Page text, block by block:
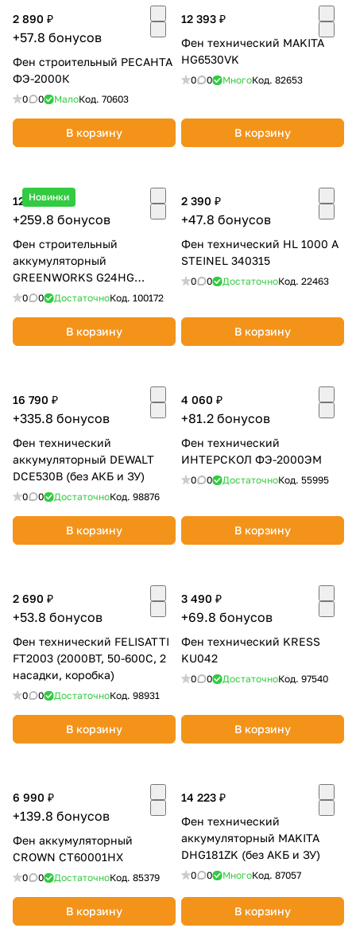
2 890 ₽
+57.8 бонусов
Фен строительный РЕСАНТА
ФЭ-2000К
0 0 МалоКод. 70603
В корзину
12 393 ₽
Фен технический MAKITA
HG6530VK
0 0 МногоКод. 82653
В корзину
Новинки
12 990 ₽
+259.8 бонусов
Фен строительный
аккумуляторный
GREENWORKS G24HG
3400207CUB
0 0 ДостаточноКод. 100172
В корзину
2 390 ₽
+47.8 бонусов
Фен технический HL 1000 A
STEINEL 340315
0 0 ДостаточноКод. 22463
В корзину
16 790 ₽
+335.8 бонусов
Фен технический
аккумуляторный DEWALT
DCE530B (без АКБ и ЗУ)
0 0 ДостаточноКод. 98876
В корзину
4 060 ₽
+81.2 бонусов
Фен технический
ИНТЕРСКОЛ ФЭ-2000ЭМ
0 0 ДостаточноКод. 55995
В корзину
2 690 ₽
+53.8 бонусов
Фен технический FELISATTI
FT2003 (2000ВТ, 50-600С, 2
насадки, коробка)
0 0 ДостаточноКод. 98931
В корзину
3 490 ₽
+69.8 бонусов
Фен технический KRESS
KU042
0 0 ДостаточноКод. 97540
В корзину
6 990 ₽
+139.8 бонусов
Фен аккумуляторный
CROWN CT60001HX
0 0 ДостаточноКод. 85379
В корзину
14 223 ₽
Фен технический
аккумуляторный MAKITA
DHG181ZK (без АКБ и ЗУ)
0 0 МногоКод. 87057
В корзину
об оплате Плайтом
раз в 2
раз в 2 недели
Остались вопросы?
8 800 302-02-51